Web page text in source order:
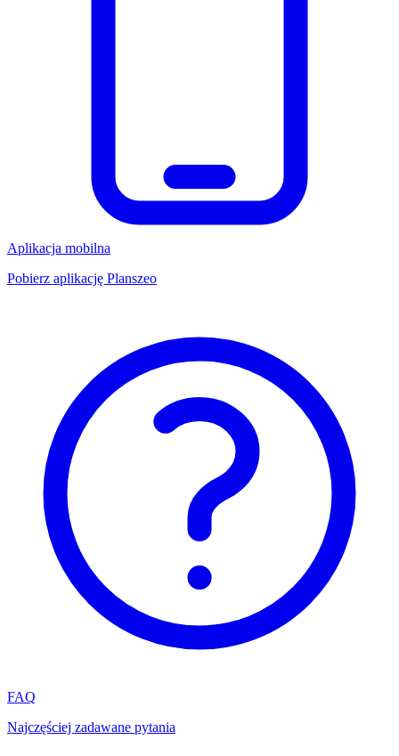
Aplikacja mobilna
Pobierz aplikację Planszeo
FAQ
Najczęściej zadawane pytania